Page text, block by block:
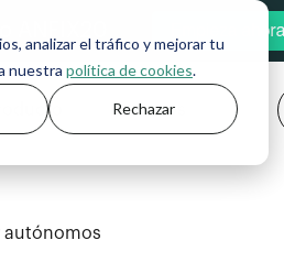
analizar el tráfico y mejorar tu
nuestra política de cookies.
Rechazar
Recursos
autónomos